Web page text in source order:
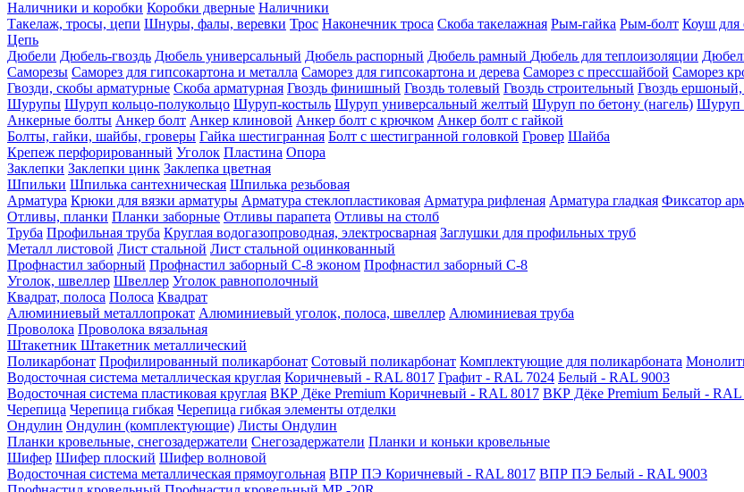
Наличники и коробки Коробки дверные Наличники
Такелаж, тросы, цепи Шнуры, фалы, веревки Трос Наконечник троса Скоба такелажная Рым-гайка Рым-болт Коуш для
Цепь
Дюбели Дюбель-гвоздь Дюбель универсальный Дюбель распорный Дюбель рамный Дюбель для теплоизоляции
Саморезы Саморез для гипсокартона и металла Саморез для гипсокартона и дерева Саморез с прессшайбой Саморез
Гвозди, скобы арматурные Скоба арматурная Гвоздь финишный Гвоздь толевый Гвоздь строительный Гвоздь
Шурупы Шуруп кольцо-полукольцо Шуруп-костыль Шуруп универсальный желтый Шуруп по бетону (нагель) Шуруп
Анкерные болты Анкер болт Анкер клиновой Анкер болт с крючком Анкер болт с гайкой
Болты, гайки, шайбы, гроверы Гайка шестигранная Болт c шестигранной головкой Гровер Шайба
Крепеж перфорированный Уголок Пластина Опора
Заклепки Заклепки цинк Заклепка цветная
Шпильки Шпилька сантехническая Шпилька резьбовая
Арматура Крюки для вязки арматуры Арматура стеклопластиковая Арматура рифленая Арматура гладкая Фиксатор
Отливы, планки Планки заборные Отливы парапета Отливы на столб
Труба Профильная труба Круглая водогазопроводная, электросварная Заглушки для профильных труб
Металл листовой Лист стальной Лист стальной оцинкованный
Профнастил заборный Профнастил заборный С-8 эконом Профнастил заборный С-8
Уголок, швеллер Швеллер Уголок равнополочный
Квадрат, полоса Полоса Квадрат
Алюминиевый металлопрокат Алюминиевый уголок, полоса, швеллер Алюминиевая труба
Проволока Проволока вязальная
Штакетник Штакетник металлический
Поликарбонат Профилированный поликарбонат Сотовый поликарбонат Комплектующие для поликарбоната
Водосточная система металлическая круглая Коричневый - RAL 8017 Графит - RAL 7024 Белый - RAL 9003
Водосточная система пластиковая круглая ВКР Дёке Premium Коричневый - RAL 8017 ВКР Дёке Premium Белый - RAL
Черепица Черепица гибкая Черепица гибкая элементы отделки
Ондулин Ондулин (комплектующие) Листы Ондулин
Планки кровельные, снегозадержатели Снегозадержатели Планки и коньки кровельные
Шифер Шифер плоский Шифер волновой
Водосточная система металлическая прямоугольная ВПР ПЭ Коричневый - RAL 8017 ВПР ПЭ Белый - RAL 9003